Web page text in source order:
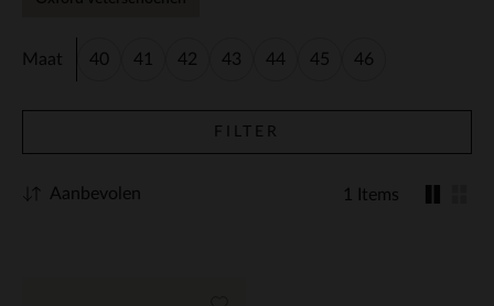
Maat 40 41 42 43 44 45 46
FILTER
1 Items
Aanbevolen